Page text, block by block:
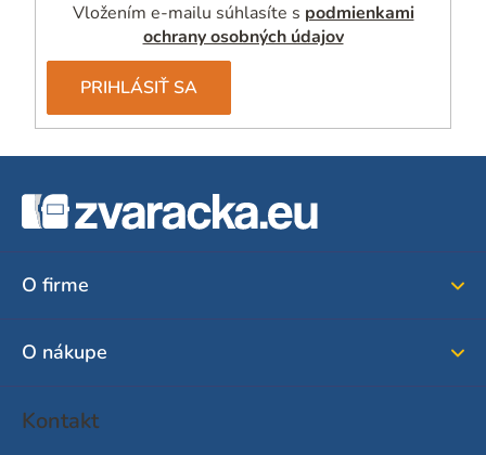
Vložením e-mailu súhlasíte s podmienkami
ochrany osobných údajov
PRIHLÁSIŤ SA
O firme
O nákupe
Kontakt